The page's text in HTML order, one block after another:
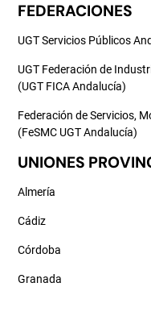
FEDERACIONES
UGT Servicios Públicos
UGT Federación de
(UGT FICA Andalucía)
Federación de Servicios,
(FeSMC UGT Andalucía)
UNIONES
Almería
Cádiz
Córdoba
Granada